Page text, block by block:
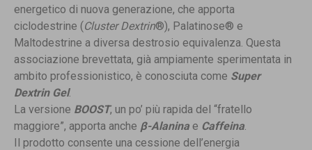
energetico di nuova generazione, che apporta
ciclodestrine (Cluster Dex­trin®), Palatinose® e
Maltodestrine a diversa destrosio equivalenza. Questa
associazione brevettata, già ampiamente sperimentata in
ambito professionistico, è conosciuta come Super
Dextrin Gel.
La versione BOOST, un po’ più rapida del “fratello
maggiore”, apporta anche β-Alanina e Caffeina.
Il prodotto consente una cessione dell’energia